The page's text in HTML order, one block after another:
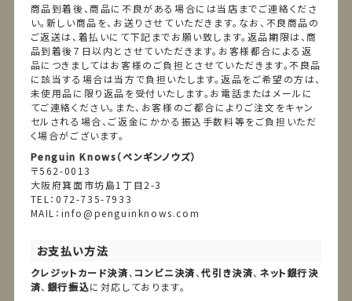
商品到着後、商品に不良がある場合には当店までご連絡くださ
い。新しい商品を、お送りさせていただきます。なお、不良商品の
ご返送は、着払いにて下記までお願い致します。返品期限は、商
品到着後７日以内とさせていただきます。お客様都合による返
品につきましてはお客様のご負担とさせていただきます。不良品
に該当する場合は当方で負担いたします。返品をご希望の方は、
未使用品に限り返品を受付いたします。お電話またはメールに
てご連絡ください。また、お客様のご都合によりご注文をキャン
セルされる場合、ご返金にかかる振込手数料等をご負担いただ
く場合がございます。
Penguin Knows（ペンギンノウズ）
〒562-0013
大阪府箕面市坊島1丁目2-3
TEL：072-735-7933
MAIL：info@penguinknows.com
お支払い方法
クレジットカード決済、コンビニ決済、代引き決済、 ネット銀行決
済、 銀行振込に対応しております。